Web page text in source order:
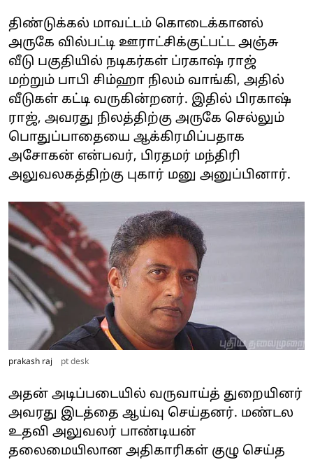
திண்டுக்கல் மாவட்டம் கொடைக்கானல்
அருகே வில்பட்டி ஊராட்சிக்குட்பட்ட அஞ்சு
வீடு பகுதியில் நடிகர்கள் ப்ரகாஷ் ராஜ்
மற்றும் பாபி சிம்ஹா நிலம் வாங்கி, அதில்
வீடுகள் கட்டி வருகின்றனர். இதில் பிரகாஷ்
ராஜ், அவரது நிலத்திற்கு அருகே செல்லும்
பொதுப்பாதையை ஆக்கிரமிப்பதாக
அசோகன் என்பவர், பிரதமர் மந்திரி
அலுவலகத்திற்கு புகார் மனு அனுப்பினார்.
prakash raj pt desk
அதன் அடிப்படையில் வருவாய்த் துறையினர்
அவரது இடத்தை ஆய்வு செய்தனர். மண்டல
உதவி அலுவலர் பாண்டியன்
தலைமையிலான அதிகாரிகள் குழு செய்த